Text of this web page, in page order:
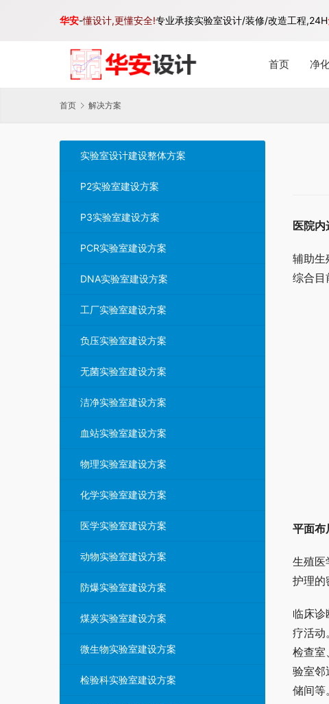
首页 净
首页 解决方案
实验室设计建设整体方案
P2实验室建设方案
P3实验室建设方案
PCR实验室建设方案
DNA实验室建设方案
工厂实验室建设方案
负压实验室建设方案
无菌实验室建设方案
洁净实验室建设方案
血站实验室建设方案
物理实验室建设方案
化学实验室建设方案
医学实验室建设方案
动物实验室建设方案
防爆实验室建设方案
煤炭实验室建设方案
微生物实验室建设方案
检验科实验室建设方案
医院内
辅助生
综合目
平面布
生殖医
护理的
临床
疗活动
检查室
验室邻
储间等。
华安-懂设计,更懂安全!专业承接实验室设计/装修/改造工程,24H